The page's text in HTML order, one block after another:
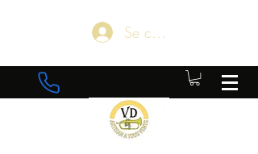
Se connecter